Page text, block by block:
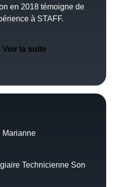
en 2018 témoigne de
à STAFF.
Voir la suite
Marianne
Technicienne Son